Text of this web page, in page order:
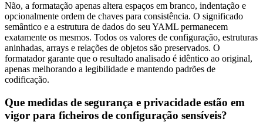
Não, a formatação apenas altera espaços em branco, indentação e
opcionalmente ordem de chaves para consistência. O significado
semântico e a estrutura de dados do seu YAML permanecem
exatamente os mesmos. Todos os valores de configuração, estruturas
aninhadas, arrays e relações de objetos são preservados. O
formatador garante que o resultado analisado é idêntico ao original,
apenas melhorando a legibilidade e mantendo padrões de
codificação.
Que medidas de segurança e privacidade estão em
vigor para ficheiros de configuração sensíveis?